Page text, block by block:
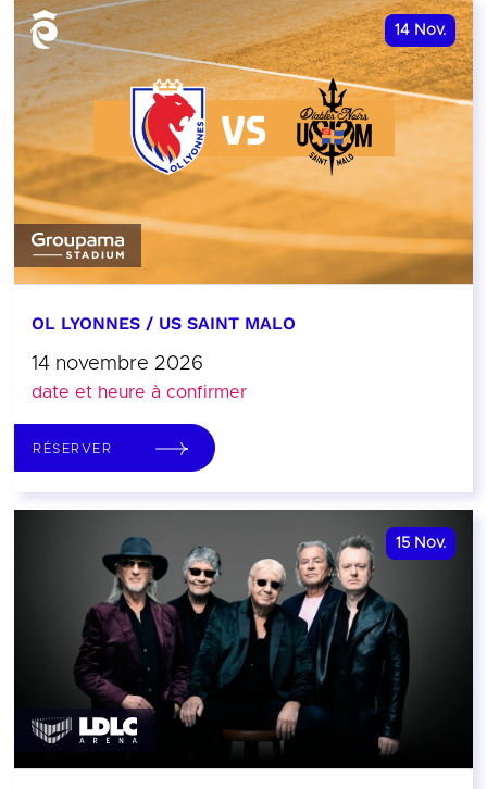
14 Nov.
OL LYONNES / US SAINT MALO
14 novembre 2026
date et heure à confirmer
RÉSERVER
15 Nov.